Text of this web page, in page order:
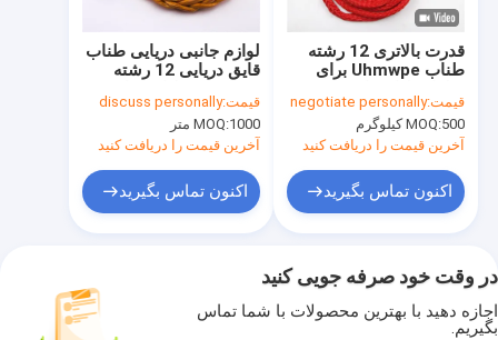
لوازم جانبی دریایی طناب
قایق دریایی 12 رشته
کشتی ها
قیمت:discuss personally
MOQ:1000 متر
آخرین قیمت را دریافت کنید
اکنون تماس بگیرید
قدرت بالاتری 12 رشته
طناب Uhmwpe برای
چشم
قیمت:negotiate personally
MOQ:500 کیلوگرم
آخرین قیمت را دریافت کنید
اکنون تماس بگیرید
در وقت خود صرفه جویی کنید
اجازه دهید با بهترین محصولات با شما تماس
بگیریم.